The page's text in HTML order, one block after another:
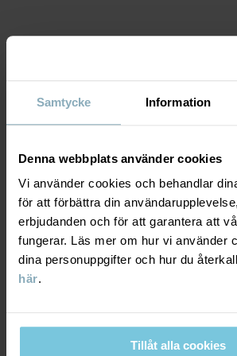
Samtycke Information
Denna webbplats använder cookies
Vi använder cookies och behandlar
för att förbättra din
erbjudanden och för att garantera att
fungerar. Läs mer om hur vi använder
dina personuppgifter och hur du
här.
Tillåt alla cookies
Fabrik:
Läs mer
MATERIAL & SKÖTSELRÅD
Material
100% Cotton Organic
Skötselråd
TVÄTT
Ej blekning
HÅLLBARHET
LEVERANS & RETUR
Leverans & retur
Leverans
Vi erbjuder fri frakt över 699 kr och
kassan visas de tillgängliga
postnummer som ordern ska levereras till.
DU KANSKE OCKSÅ GILLAR